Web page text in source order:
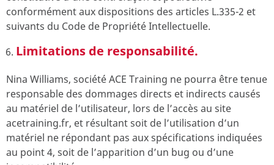
conformément aux dispositions des articles L.335-2 et
suivants du Code de Propriété Intellectuelle.
Limitations de responsabilité.
Nina Williams, société ACE Training ne pourra être tenue
responsable des dommages directs et indirects causés
au matériel de l’utilisateur, lors de l’accès au site
acetraining.fr, et résultant soit de l’utilisation d’un
matériel ne répondant pas aux spécifications indiquées
au point 4, soit de l’apparition d’un bug ou d’une